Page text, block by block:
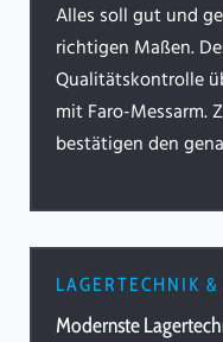
Alles soll gut und
richtigen Maßen.
Qualitätskontrolle
mit Faro-Messarm.
bestätigen den
LAGERTECHNIK
Modernste